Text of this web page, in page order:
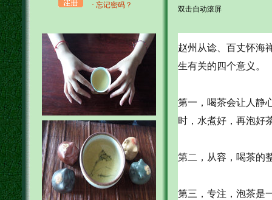
· 忘记密码？ 双击自动滚屏
赵州从谂、百丈怀海
生有关的四个意义。
第一，喝茶会让人静
时，水煮好，再泡好
第二，从容，喝茶的
第三，专注，泡茶是